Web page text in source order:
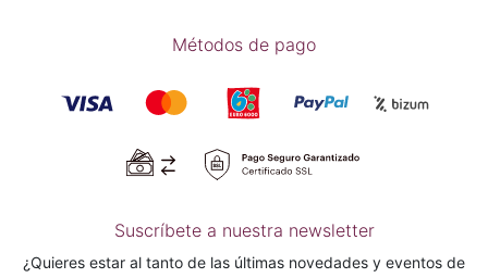
Métodos de pago
Suscríbete a nuestra newsletter
¿Quieres estar al tanto de las últimas novedades y eventos de